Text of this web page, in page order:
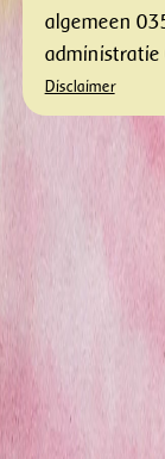
algemeen
administratie
Disclaimer